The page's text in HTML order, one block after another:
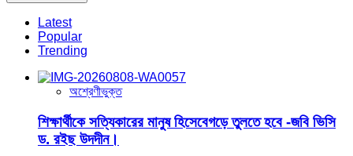
Latest
Popular
Trending
অশ্রেণীভুক্ত
শিক্ষার্থীকে সত্যিকারের মানুষ হিসেবেগড়ে তুলতে হবে -জবি ভিসি
ড. রইছ উদদীন।